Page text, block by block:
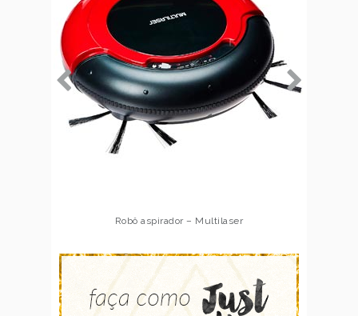
Robô aspirador – Multilaser